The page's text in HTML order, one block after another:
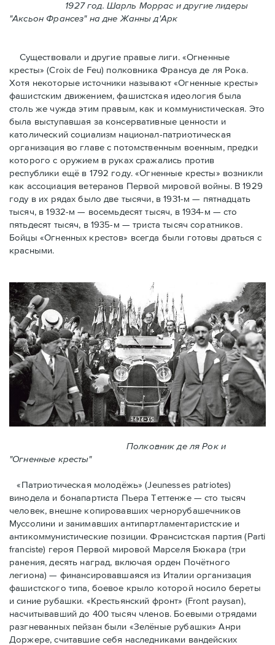
1927 год. Шарль Моррас и другие лидеры
"Аксьон Франсез" на дне Жанны д'Арк
Существовали и другие правые лиги. «Огненные
кресты» (Croix de Feu) полковника Франсуа де ля Рока.
Хотя некоторые источники называют «Огненные крeсты»
фашистским движением, фашистская идеология была
столь же чужда этим правым, как и коммунистическая. Это
была выступавшая за консервативные ценности и
католический социализм национал-патриотическая
организация во главе с потомственным военным, предки
которого с оружием в руках сражались против
республики ещё в 1792 году. «Огненные кресты» возникли
как ассоциация ветеранов Первой мировой войны. В 1929
году в их рядах было две тысячи, в 1931-м — пятнадцать
тысяч, в 1932-м — восемьдесят тысяч, в 1934-м — сто
пятьдесят тысяч, в 1935-м — триста тысяч соратников.
Бойцы «Огненных крестов» всегда были готовы драться с
красными.
Полковник де ля Рок и
"Огненные кресты"
«Патриотическая молодёжь» (Jeunesses patriotes)
винодела и бонапартиста Пьера Тeттенже — cто тысяч
человек, внешне копировавших чернорубашечников
Муссолини и занимавших антипартламентаристские и
антикоммунистические позиции. Франсистская партия (Parti
franciste) героя Первой мировой Марселя Бюкара (три
ранения, десять наград, включая орден Почётного
легиона) — финансировавшаяся из Италии организация
фашистского типа, боевое крыло которой носило береты
и синие рубашки. «Крестьянский фронт» (Front paysan),
насчитывавший до 400 тысяч членов. Боевыми отрядами
разгневанных пейзан были «Зелёные рубашки» Анри
Доржере, считавшие себя наследниками вандейских